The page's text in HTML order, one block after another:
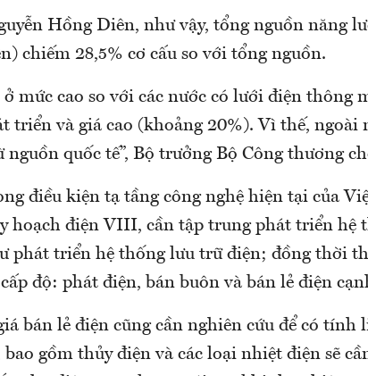
Hồng Diên, như vậy, tổng nguồn năng
chiếm 28,5% cơ cấu so với tổng nguồn.
ở mức cao so với các nước có lưới điện thông
triển và giá cao (khoảng 20%). Vì thế, ngoài
quốc tế”, Bộ trưởng Bộ Công thương
điều kiện tạ tầng công nghệ hiện tại của
hoạch điện VIII, cần tập trung phát triển hệ
phát triển hệ thống lưu trữ điện; đồng thời
độ: phát điện, bán buôn và bán lẻ điện
bán lẻ điện cũng cần nghiên cứu để có tính
gồm thủy điện và các loại nhiệt điện sẽ